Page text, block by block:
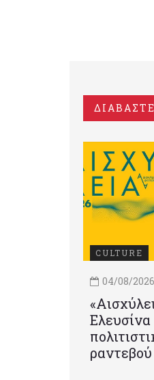
CULTURE
04/08/2026
ραντεβού